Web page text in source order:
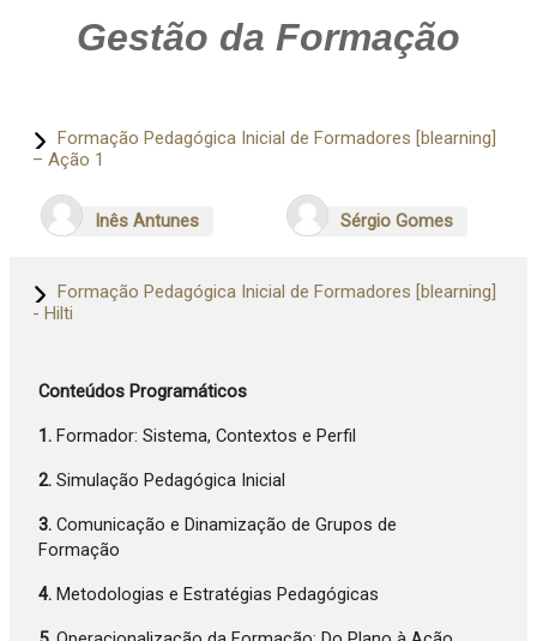
Gestão da Formação
Formação Pedagógica Inicial de Formadores [blearning]
– Ação 1
Inês Antunes Sérgio Gomes
Formação Pedagógica Inicial de Formadores [blearning]
- Hilti
Conteúdos Programáticos
1. Formador: Sistema, Contextos e Perfil
2. Simulação Pedagógica Inicial
3. Comunicação e Dinamização de Grupos de
Formação
4. Metodologias e Estratégias Pedagógicas